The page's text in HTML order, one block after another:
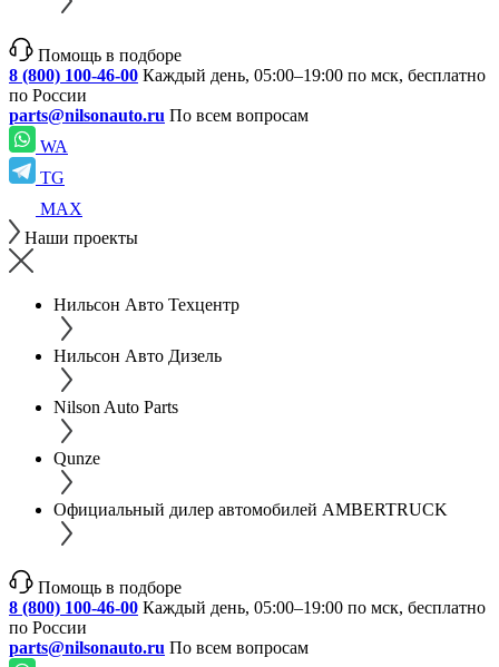
Помощь в подборе
8 (800) 100-46-00 Каждый день, 05:00–19:00 по мск, бесплатно
по России
parts@nilsonauto.ru По всем вопросам
WA
TG
MAX
Наши проекты
Нильсон Авто Техцентр
Нильсон Авто Дизель
Nilson Auto Parts
Qunze
Официальный дилер автомобилей AMBERTRUCK
Помощь в подборе
8 (800) 100-46-00 Каждый день, 05:00–19:00 по мск, бесплатно
по России
parts@nilsonauto.ru По всем вопросам